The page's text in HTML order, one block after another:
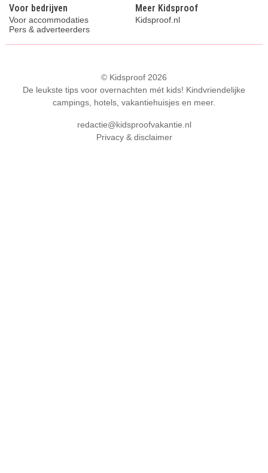
Voor bedrijven
Voor accommodaties
Pers & adverteerders
Meer Kidsproof
Kidsproof.nl
© Kidsproof 2026
De leukste tips voor overnachten mét kids! Kindvriendelijke
campings, hotels, vakantiehuisjes en meer.
redactie@kidsproofvakantie.nl
Privacy & disclaimer